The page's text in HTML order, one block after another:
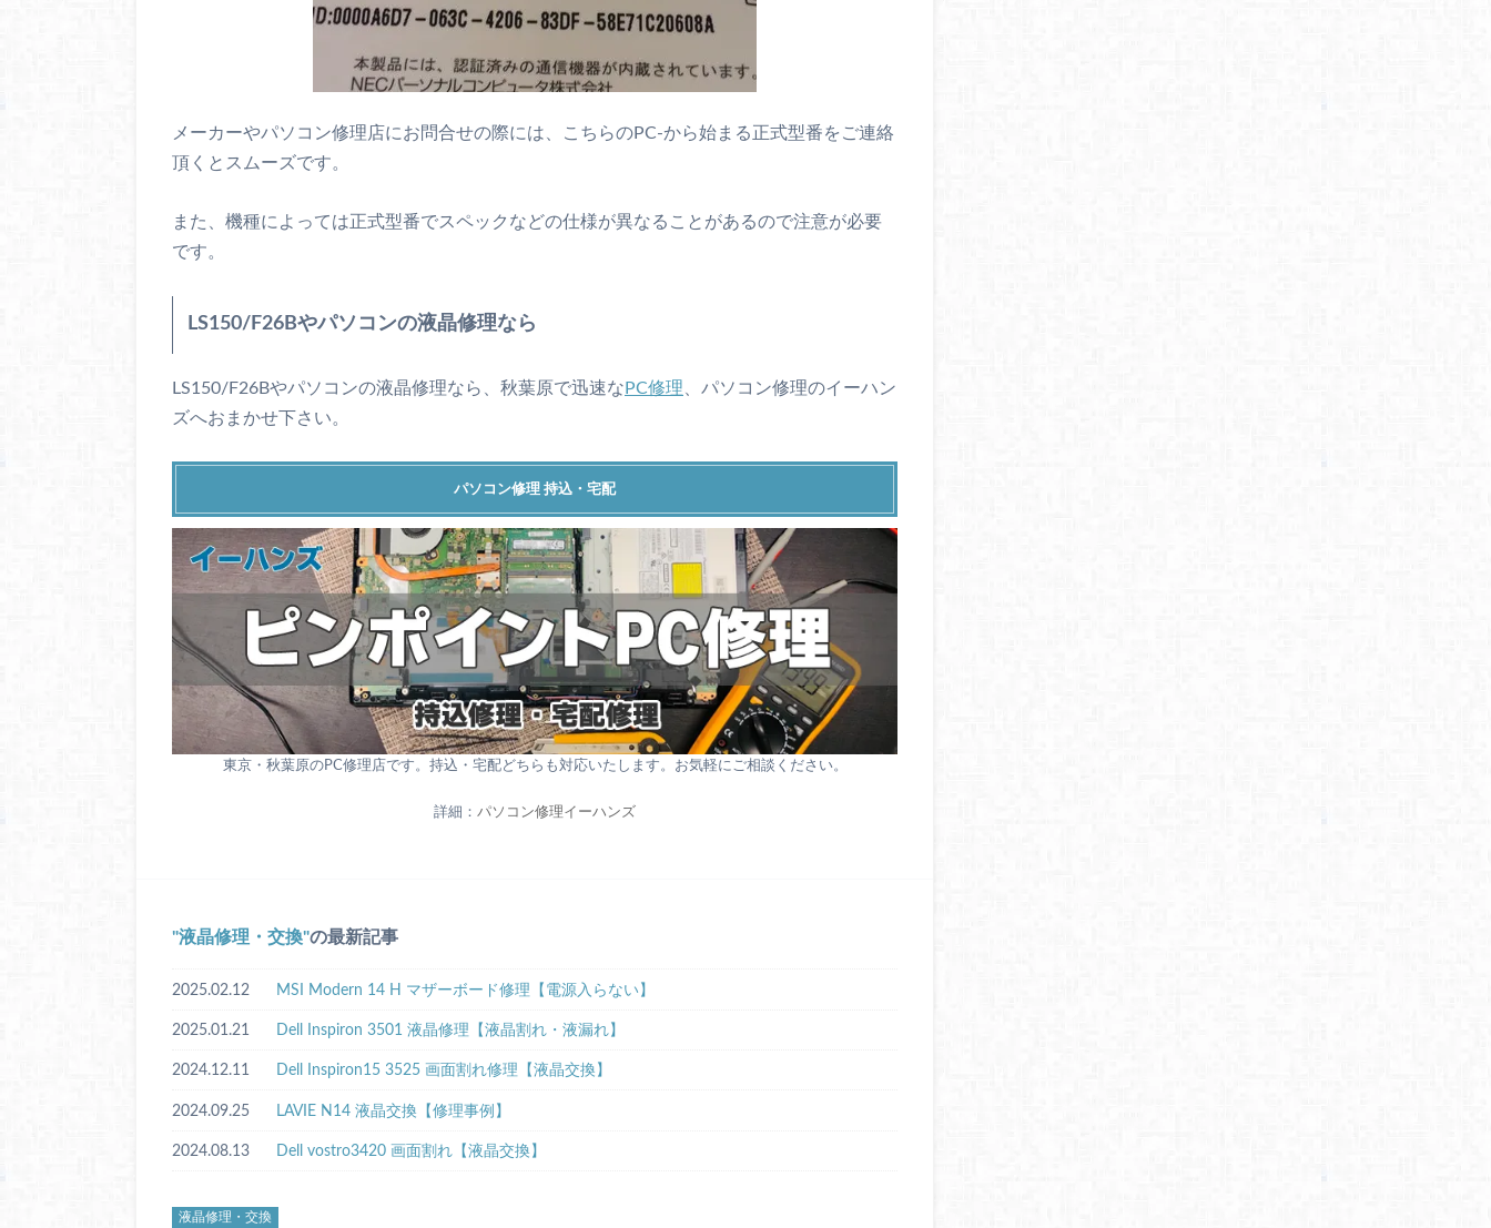
メーカーやパソコン修理店にお問合せの際には、こちらのPC-から始まる正式型番をご連絡
頂くとスムーズです。
また、機種によっては正式型番でスペックなどの仕様が異なることがあるので注意が必要
です。
LS150/F26Bやパソコンの液晶修理なら
LS150/F26Bやパソコンの液晶修理なら、秋葉原で迅速な PC修理 、パソコン修理のイーハン
ズへおまかせ下さい。
パソコン修理 持込・宅配
東京・秋葉原のPC修理店です。持込・宅配どちらも対応いたします。お気軽にご相談ください。
詳細： パソコン修理イーハンズ
液晶修理・交換 の最新記事
2025.02.12 MSI Modern 14 H マザーボード修理【電源入らない】
2025.01.21 Dell Inspiron 3501 液晶修理【液晶割れ・液漏れ】
2024.12.11 Dell Inspiron15 3525 画面割れ修理【液晶交換】
2024.09.25 LAVIE N14 液晶交換【修理事例】
2024.08.13 Dell vostro3420 画面割れ【液晶交換】
液晶修理・交換